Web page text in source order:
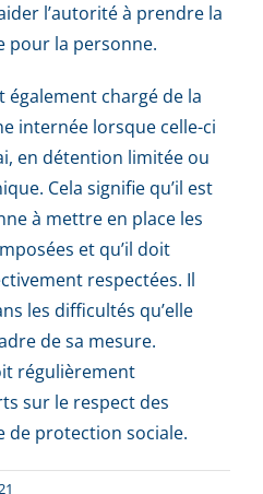
l’autorité à prendre la
pour la personne.
également chargé de la
internée lorsque celle-ci
en détention limitée ou
Cela signifie qu’il est
à mettre en place les
et qu’il doit
respectées. Il
les difficultés qu’elle
de sa mesure.
régulièrement
sur le respect des
de protection sociale.